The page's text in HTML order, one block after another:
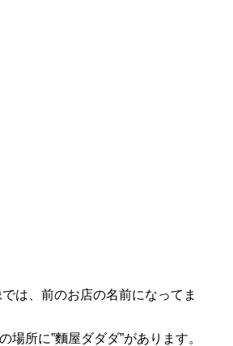
は、前のお店の名前になってま
場所に”麵屋ダダダ”があります。